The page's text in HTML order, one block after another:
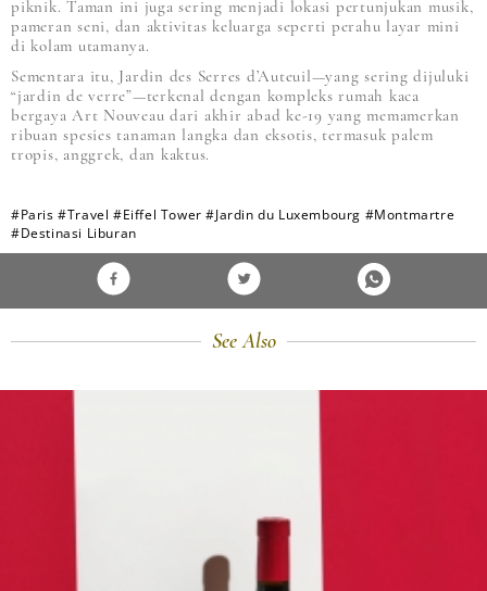
piknik. Taman ini juga sering menjadi lokasi pertunjukan musik,
pameran seni, dan aktivitas keluarga seperti perahu layar mini
di kolam utamanya.
Sementara itu, Jardin des Serres d’Auteuil—yang sering dijuluki
“jardin de verre”—terkenal dengan kompleks rumah kaca
bergaya Art Nouveau dari akhir abad ke-19 yang memamerkan
ribuan spesies tanaman langka dan eksotis, termasuk palem
tropis, anggrek, dan kaktus.
#Paris #Travel #Eiffel Tower #Jardin du Luxembourg #Montmartre
#Destinasi Liburan
See Also